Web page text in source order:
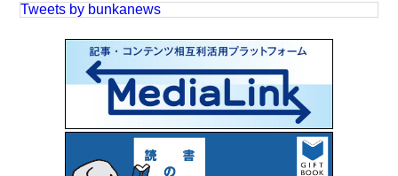
Tweets by bunkanews